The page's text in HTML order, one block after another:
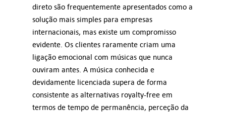
direto são frequentemente apresentados como a
solução mais simples para empresas
internacionais, mas existe um compromisso
evidente. Os clientes raramente criam uma
ligação emocional com músicas que nunca
ouviram antes. A música conhecida e
devidamente licenciada supera de forma
consistente as alternativas royalty-free em
termos de tempo de permanência, perceção da